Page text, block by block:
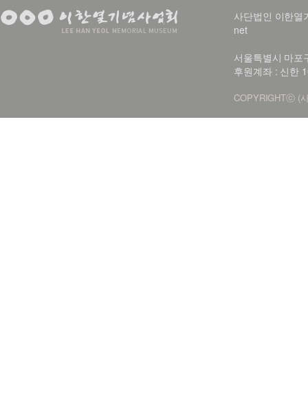
사단법인 이한
net
서울특별시 마
후원계좌 : 신한
COPYRIGHTⓒ (